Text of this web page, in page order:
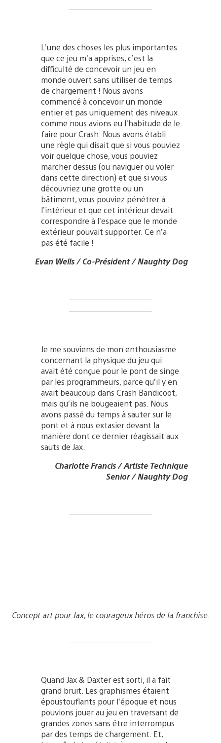
L’une des choses les plus importantes
que ce jeu m’a apprises, c’est la
difficulté de concevoir un jeu en
monde ouvert sans utiliser de temps
de chargement ! Nous avons
commencé à concevoir un monde
entier et pas uniquement des niveaux
comme nous avions eu l’habitude de le
faire pour Crash. Nous avons établi
une règle qui disait que si vous pouviez
voir quelque chose, vous pouviez
marcher dessus (ou naviguer ou voler
dans cette direction) et que si vous
découvriez une grotte ou un
bâtiment, vous pouviez pénétrer à
l’intérieur et que cet intérieur devait
correspondre à l’espace que le monde
extérieur pouvait supporter. Ce n’a
pas été facile !
Evan Wells / Co-Président / Naughty Dog
Je me souviens de mon enthousiasme
concernant la physique du jeu qui
avait été conçue pour le pont de singe
par les programmeurs, parce qu’il y en
avait beaucoup dans Crash Bandicoot,
mais qu’ils ne bougeaient pas. Nous
avons passé du temps à sauter sur le
pont et à nous extasier devant la
manière dont ce dernier réagissait aux
sauts de Jax.
Charlotte Francis / Artiste Technique
Senior / Naughty Dog
Concept art pour Jax, le courageux héros de la franchise.
Quand Jax & Daxter est sorti, il a fait
grand bruit. Les graphismes étaient
époustouflants pour l’époque et nous
pouvions jouer au jeu en traversant de
grandes zones sans être interrompus
par des temps de chargement. Et,